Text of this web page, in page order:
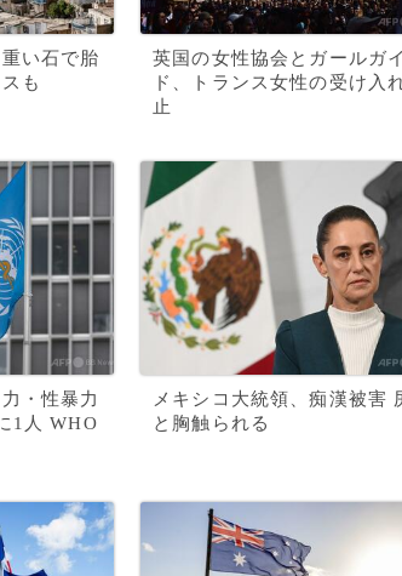
い石で胎
も
英国の女性協会とガールガイ
ド、トランス女性の受け入
止
・性暴力
1人 WHO
メキシコ大統領、痴漢被害
と胸触られる